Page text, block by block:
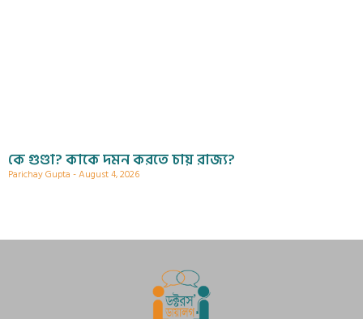
কে গুণ্ডা? কাকে দমন করতে চায় রাজ্য?
Parichay Gupta August 4, 2026